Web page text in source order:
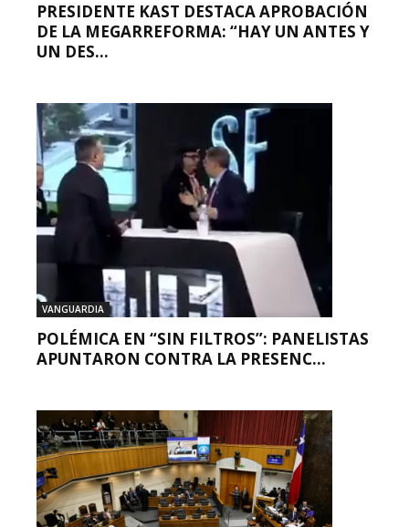
PRESIDENTE KAST DESTACA APROBACIÓN
DE LA MEGARREFORMA: “HAY UN ANTES Y
UN DES...
VANGUARDIA
POLÉMICA EN “SIN FILTROS”: PANELISTAS
APUNTARON CONTRA LA PRESENC...